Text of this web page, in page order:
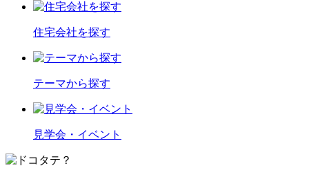
住宅会社を探す
テーマから探す
見学会・イベント